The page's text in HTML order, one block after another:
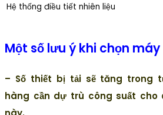
Hệ thống điều tiết nhiên liệu
Một số lưu ý khi chọn máy
– Số thiết bị tải sẽ tăng trong
hàng cần dự trù công suất